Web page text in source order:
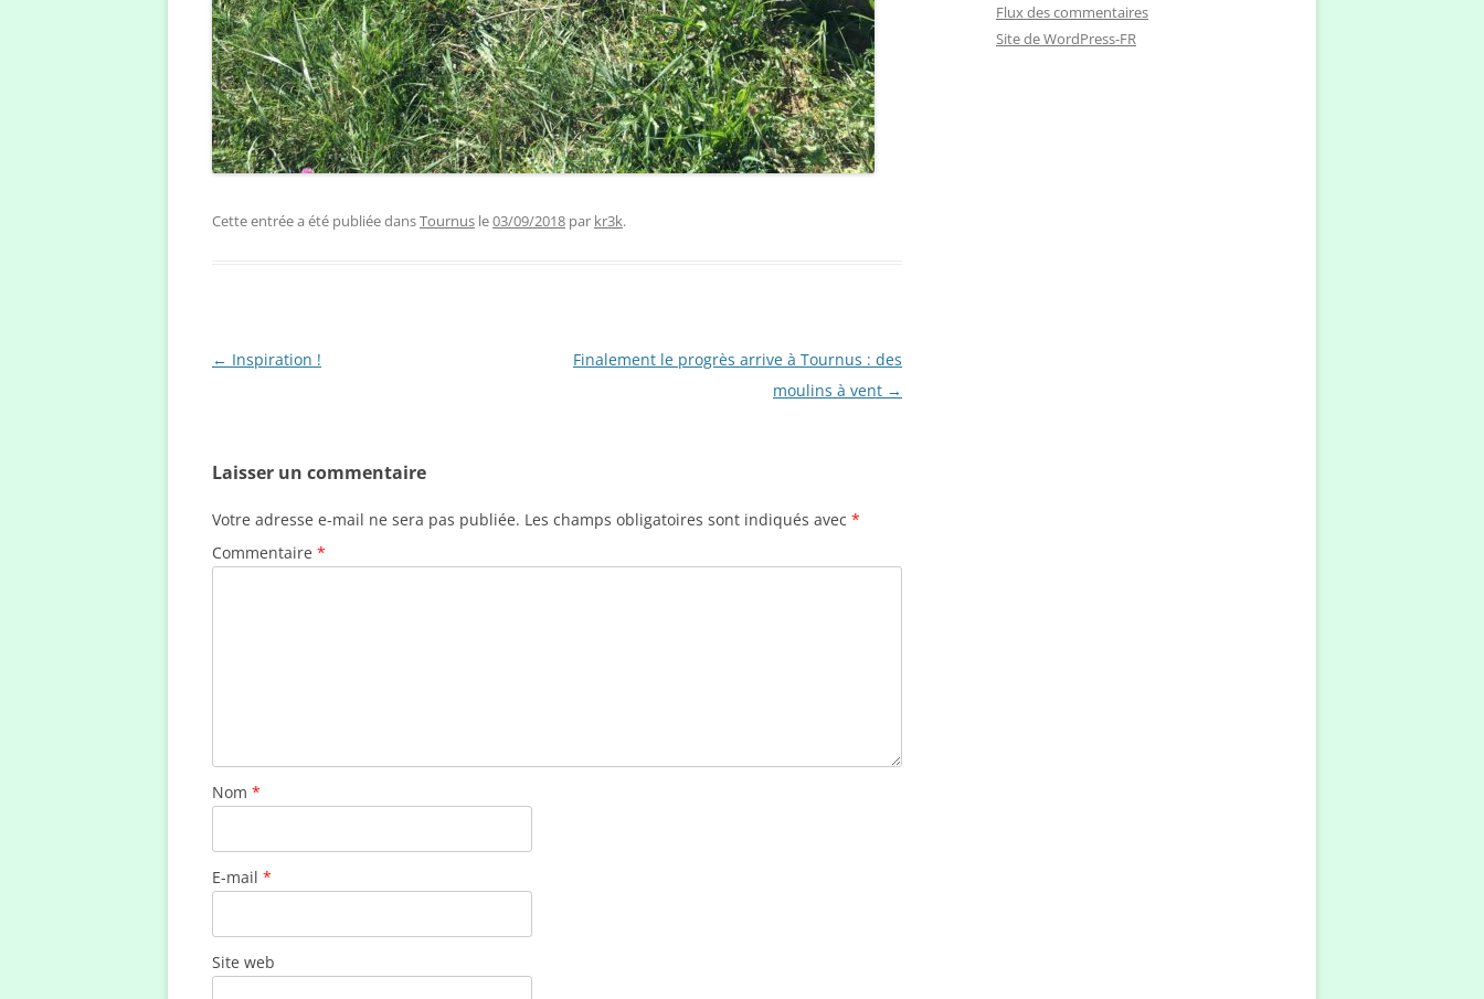
Cette entrée a été publiée dansTournus le03/09/2018 par kr3k.
Navigation
← Inspiration !
Finalement le progrès arrive à Tournus : des
moulins à vent →
Laisser un commentaire
Votre adresse e-mail ne sera pas publiée. Les champs obligatoires sont indiqués avec *
Commentaire *
Nom *
E-mail *
Site web
Flux des commentaires
Site de WordPress-FR